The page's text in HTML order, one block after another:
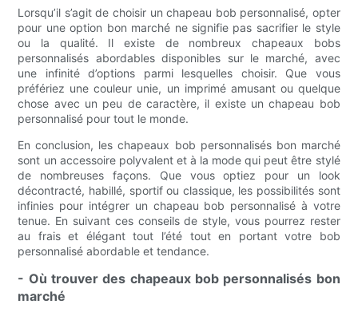
Lorsqu’il s’agit de choisir un chapeau bob personnalisé, opter
pour une option bon marché ne signifie pas sacrifier le style
ou la qualité. Il existe de nombreux chapeaux bobs
personnalisés abordables disponibles sur le marché, avec
une infinité d’options parmi lesquelles choisir. Que vous
préfériez une couleur unie, un imprimé amusant ou quelque
chose avec un peu de caractère, il existe un chapeau bob
personnalisé pour tout le monde.
En conclusion, les chapeaux bob personnalisés bon marché
sont un accessoire polyvalent et à la mode qui peut être stylé
de nombreuses façons. Que vous optiez pour un look
décontracté, habillé, sportif ou classique, les possibilités sont
infinies pour intégrer un chapeau bob personnalisé à votre
tenue. En suivant ces conseils de style, vous pourrez rester
au frais et élégant tout l’été tout en portant votre bob
personnalisé abordable et tendance.
- Où trouver des chapeaux bob personnalisés bon
marché